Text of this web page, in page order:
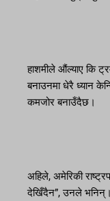
हाशमीले औंल्याए कि
बनाउनमा धेरै ध्यान
कमजोर बनाउँदैछ।
अहिले, अमेरिकी
देखिँदैन”, उनले भनिन्।